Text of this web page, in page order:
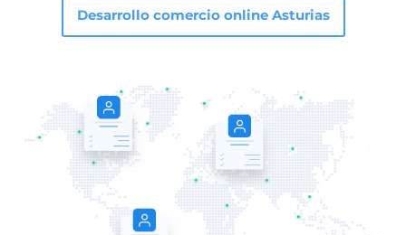
Desarrollo comercio online Asturias